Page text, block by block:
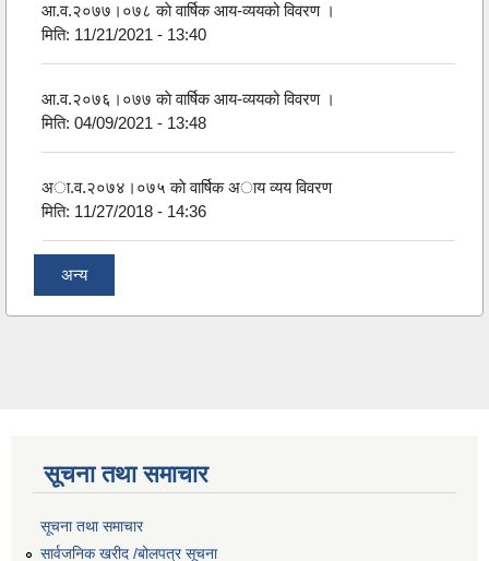
आ.व.२०७७।०७८ काे वार्षिक आय-व्ययको विवरण ।
मिति: 11/21/2021 - 13:40
आ.व.२०७६।०७७ काे वार्षिक आय-व्ययको विवरण ।
मिति:04/09/2021 - 13:48
अा.व.२०७४।०७५ काे वार्षिक अाय व्यय विवरण
मिति: 11/27/2018 - 14:36
अन्य
सूचना तथा समाचार
सूचना तथा समाचार
सार्वजनिक खरीद /बोलपत्र सूचना